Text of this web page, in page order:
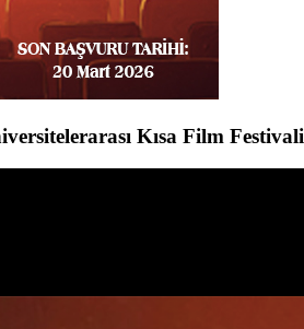
Kısa Film Festivali